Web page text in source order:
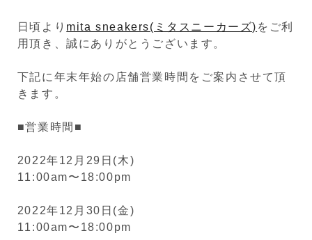
日頃より mita sneakers(ミタスニーカーズ) をご利
用頂き、誠にありがとうございます。
下記に年末年始の店舗営業時間をご案内させて頂
きます。
■営業時間■
2022年12月29日(木)
11:00am〜18:00pm
2022年12月30日(金)
11:00am〜18:00pm